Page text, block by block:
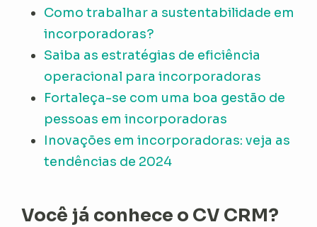
Como trabalhar a sustentabilidade em
incorporadoras?
Saiba as estratégias de eficiência
operacional para incorporadoras
Fortaleça-se com uma boa gestão de
pessoas em incorporadoras
Inovações em incorporadoras: veja as
tendências de 2024
Você já conhece o CV CRM?